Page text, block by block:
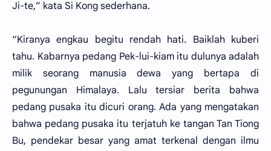
Ji-te,” kata Si Kong sederhana.
“Kiranya engkau begitu rendah hati. Baiklah kuberi
tahu. Kabarnya pedang Pek-lui-kiam itu dulunya adalah
milik seorang manusia dewa yang bertapa di
pegunungan Himalaya. Lalu tersiar berita bahwa
pedang pusaka itu dicuri orang. Ada yang mengatakan
bahwa pedang pusaka itu terjatuh ke tangan Tan Tiong
Bu, pendekar besar yang amat terkenal dengan ilmu